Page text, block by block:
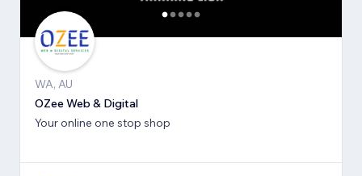
WA, AU
OZee Web & Digital
Your online one stop shop